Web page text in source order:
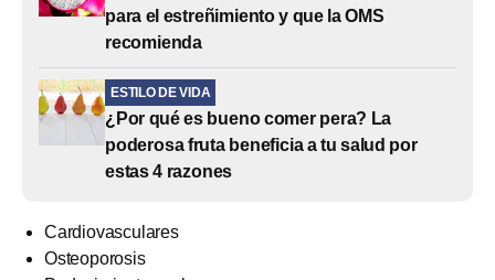
para el estreñimiento y que la OMS
recomienda
ESTILO DE VIDA
¿Por qué es bueno comer pera? La
poderosa fruta beneficia a tu salud por
estas 4 razones
Cardiovasculares
Osteoporosis